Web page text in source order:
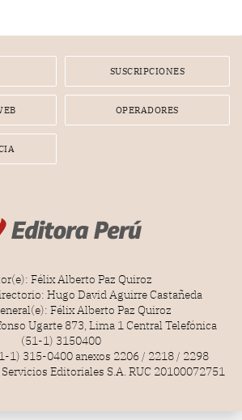
SUSCRIPCIONES
OPERADORES
Félix Alberto Paz Quiroz
Hugo David Aguirre Castañeda
Félix Alberto Paz Quiroz
Ugarte 873, Lima 1 Central Telefónica
(51-1) 3150400
1) 315-0400 anexos 2206 / 2218 / 2298
Editoriales S.A. RUC 20100072751